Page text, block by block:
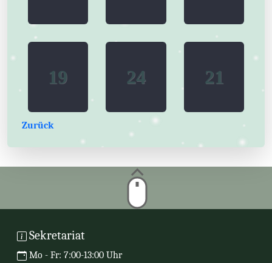
19
19 21
21
24
24
Zurück
Sekretariat
Mo - Fr: 7:00-13:00 Uhr